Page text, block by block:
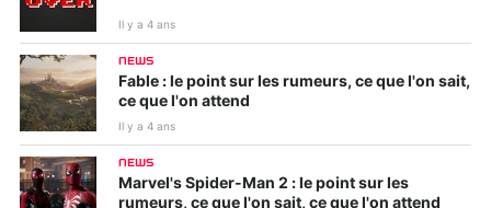
Il y a 4 ans
NEWS
Fable : le point sur les rumeurs, ce que l'on sait,
ce que l'on attend
Il y a 4 ans
NEWS
Marvel's Spider-Man 2 : le point sur les
rumeurs, ce que l'on sait, ce que l'on attend